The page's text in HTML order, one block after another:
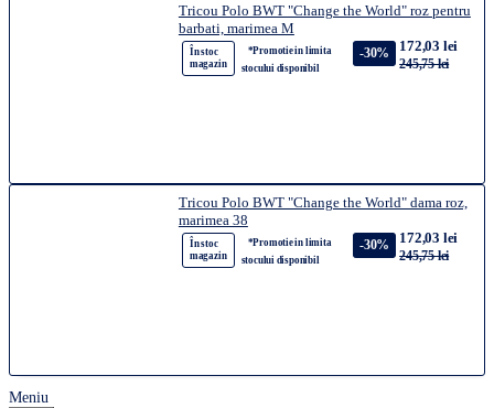
Tricou Polo BWT "Change the World" roz pentru
barbati, marimea M
În stoc
magazin
*Promotie in limita
stocului disponibil
-30% 172,03 lei
245,75 lei
Tricou Polo BWT "Change the World" dama roz,
marimea 38
În stoc
magazin
*Promotie in limita
stocului disponibil
-30% 172,03 lei
245,75 lei
Meniu